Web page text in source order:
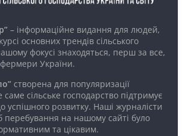
– інформаційне видання для людей,
основних трендів сільського
фокусі знаходяться, перш за все,
фермери України.
створена для популяризації
сільське господарство підтримує
успішного розвитку. Наші журналісти
перебування на нашому сайті було
та цікавим.